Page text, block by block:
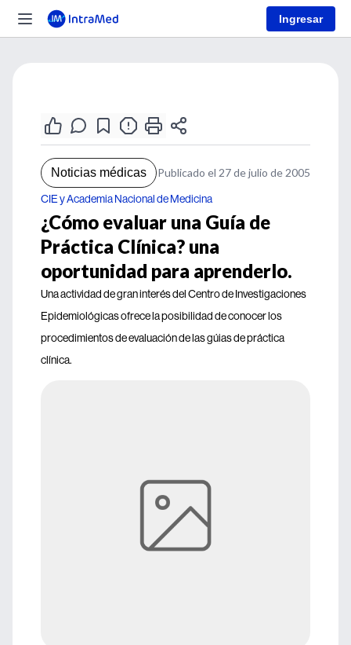
Ingresar
Noticias médicas Publicado el 27 de julio de 2005
CIE y Academia Nacional de Medicina
¿Cómo evaluar una Guía de
Práctica Clínica? una
oportunidad para aprenderlo.
Una actividad de gran interés del Centro de Investigaciones
Epidemiológicas ofrece la posibilidad de conocer los
procedimientos de evaluación de las gúias de práctica
clínica.